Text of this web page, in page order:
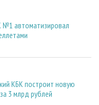
№1 автоматизировал
КБК построит новую
3 млрд рублей